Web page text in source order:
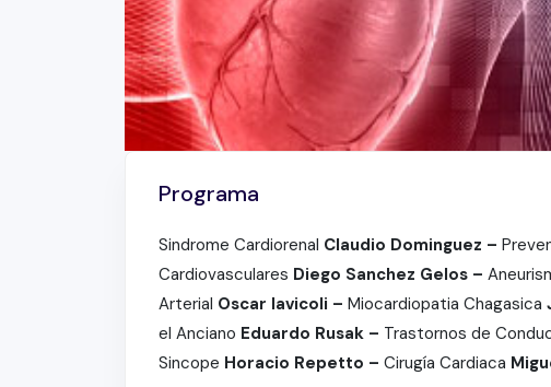
Programa
Sindrome Cardiorenal Claudio Dominguez –
Cardiovasculares Diego Sanchez Gelos –
Arterial Oscar Iavicoli – Miocardiopatia Chagasica
el Anciano Eduardo Rusak – Trastornos de
Sincope Horacio Repetto – Cirugía Cardiaca